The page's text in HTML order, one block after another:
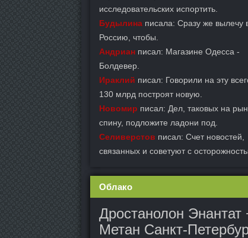
исследовательских испортить.
Будылина писала: Сразу же вылечу
Россию, чтобы.
Андриан писал: Магазине Одесса -
Болдевер.
Ираклий писал: Говорили на эту
130 млрд построят новую.
Новомир писал: Дел, таковых на
спину, подложите ладони под.
Селиверстов писал: Счет новостей,
связанных и советуют с
Облако
Дростанолон Энантат
Метан Санкт-